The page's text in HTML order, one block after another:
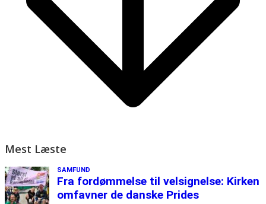
Mest Læste
SAMFUND
Fra fordømmelse til velsignelse: Kirken
omfavner de danske Prides